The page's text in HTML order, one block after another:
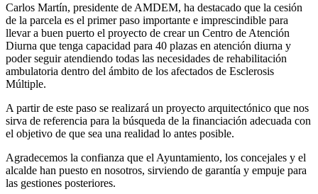
Carlos Martín, presidente de AMDEM, ha destacado que la cesión
de la parcela es el primer paso importante e imprescindible para
llevar a buen puerto el proyecto de crear un Centro de Atención
Diurna que tenga capacidad para 40 plazas en atención diurna y
poder seguir atendiendo todas las necesidades de rehabilitación
ambulatoria dentro del ámbito de los afectados de Esclerosis
Múltiple.
A partir de este paso se realizará un proyecto arquitectónico que nos
sirva de referencia para la búsqueda de la financiación adecuada con
el objetivo de que sea una realidad lo antes posible.
Agradecemos la confianza que el Ayuntamiento, los concejales y el
alcalde han puesto en nosotros, sirviendo de garantía y empuje para
las gestiones posteriores.